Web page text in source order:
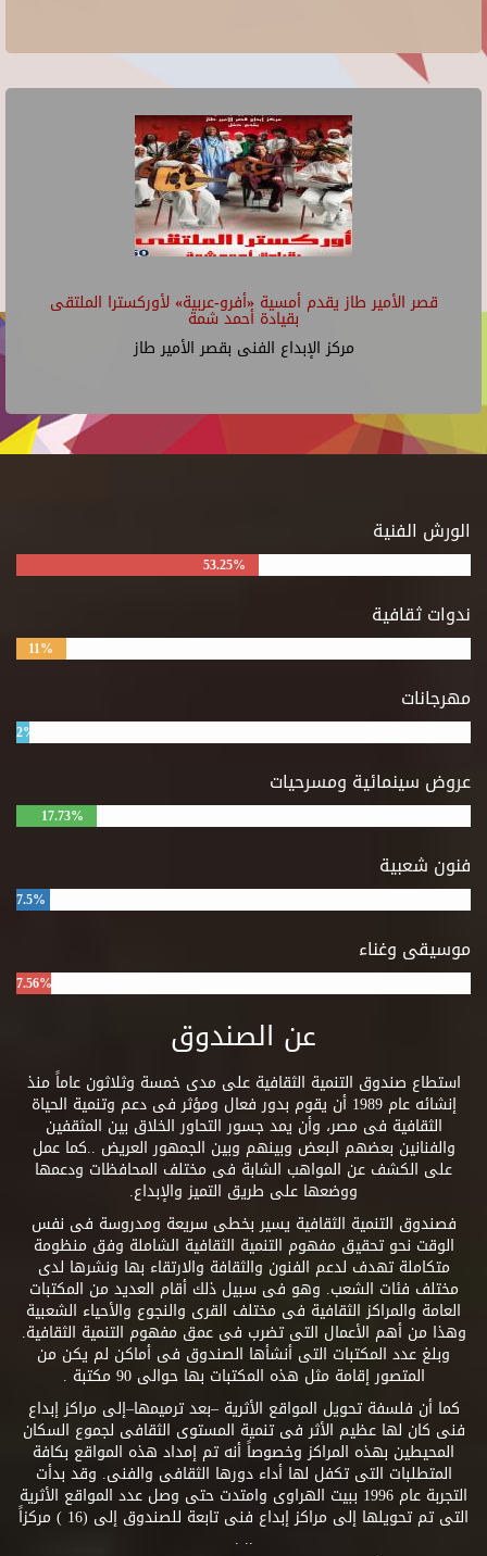
قصر الأمير طاز يقدم أمسية «أفرو-عربية» لأوركسترا الملتقى
بقيادة أحمد شمة
مركز الإبداع الفنى بقصر الأمير طاز
الورش الفنية
53.25%
ندوات ثقافية
11%
مهرجانات
2%
عروض سينمائية ومسرحيات
17.73%
فنون شعبية
7.5%
موسيقى وغناء
7.56%
عن الصندوق
استطاع صندوق التنمية الثقافية على مدى خمسة وثلاثون عاماً منذ
إنشائه عام 1989 أن يقوم بدور فعال ومؤثر فى دعم وتنمية الحياة
الثقافية فى مصر، وأن يمد جسور التحاور الخلاق بين المثقفين
والفنانين بعضهم البعض وبينهم وبين الجمهور العريض ..كما عمل
على الكشف عن المواهب الشابة فى مختلف المحافظات ودعمها
ووضعها على طريق التميز والإبداع.
فصندوق التنمية الثقافية يسير بخطى سريعة ومدروسة فى نفس
الوقت نحو تحقيق مفهوم التنمية الثقافية الشاملة وفق منظومة
متكاملة تهدف لدعم الفنون والثقافة والارتقاء بها ونشرها لدى
مختلف فئات الشعب. وهو فى سبيل ذلك أقام العديد من المكتبات
العامة والمراكز الثقافية فى مختلف القرى والنجوع والأحياء الشعبية
وهذا من أهم الأعمال التى تضرب فى عمق مفهوم التنمية الثقافية.
وبلغ عدد المكتبات التى أنشأها الصندوق فى أماكن لم يكن من
المتصور إقامة مثل هذه المكتبات بها حوالى 90 مكتبة .
كما أن فلسفة تحويل المواقع الأثرية –بعد ترميمها–إلى مراكز إبداع
فنى كان لها عظيم الأثر فى تنمية المستوى الثقافى لجموع السكان
المحيطين بهذه المراكز وخصوصاً أنه تم إمداد هذه المواقع بكافة
المتطلبات التى تكفل لها أداء دورها الثقافى والفنى. وقد بدأت
التجربة عام 1996 ببيت الهراوى وامتدت حتى وصل عدد المواقع الأثرية
التى تم تحويلها إلى مراكز إبداع فنى تابعة للصندوق إلى (16 ) مركزاً
.. .